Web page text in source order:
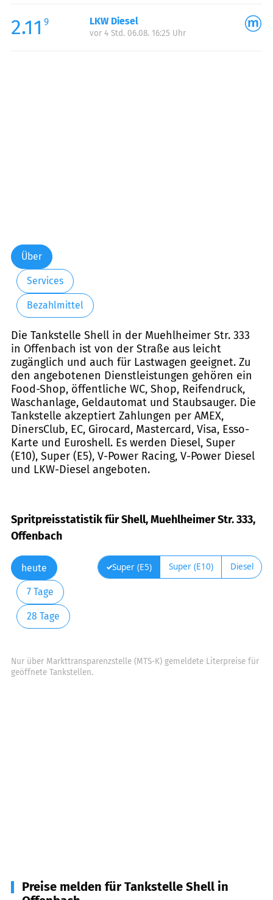
2.11 9 LKW Diesel
vor 4 Std. 06.08. 16:25 Uhr
Über
Services
Bezahlmittel
Die Tankstelle Shell in der Muehlheimer Str. 333
in Offenbach ist von der Straße aus leicht
zugänglich und auch für Lastwagen geeignet. Zu
den angebotenen Dienstleistungen gehören ein
Food-Shop, öffentliche WC, Shop, Reifendruck,
Waschanlage, Geldautomat und Staubsauger. Die
Tankstelle akzeptiert Zahlungen per AMEX,
DinersClub, EC, Girocard, Mastercard, Visa, Esso-
Karte und Euroshell. Es werden Diesel, Super
(E10), Super (E5), V-Power Racing, V-Power Diesel
und LKW-Diesel angeboten.
Spritpreisstatistik für Shell, Muehlheimer Str. 333,
Offenbach
heute
7 Tage
28 Tage
Super (E5) Super (E10) Diesel
Nur über Markttransparenzstelle (MTS-K) gemeldete Literpreise für
geöffnete Tankstellen.
Preise melden für Tankstelle Shell in